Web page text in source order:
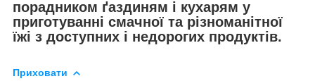
порадником ґаздиням і кухарям у
приготуванні смачної та різноманітної
їжі з доступних і недорогих продуктів.
Приховати